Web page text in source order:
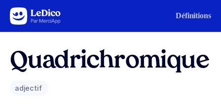
Aller au contenu Définitions
Quadrichromique
adjectif